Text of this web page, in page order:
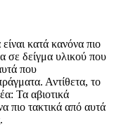
κατά κανόνα πιο
σε δείγμα υλικού που
που
Αντίθετα, το
Τα αβιοτικά
πιο τακτικά από αυτά